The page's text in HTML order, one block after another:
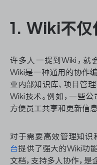
ONES 资讯
1. Wiki不仅
许多人一提到Wiki，就
Wiki是一种通用的协作
业内部知识库、项目管
Wiki技术。例如，一些
方便员工共享和更新信息
对于需要高效管理知识
台提供了强大的Wiki功
文档，支持多人协作，是